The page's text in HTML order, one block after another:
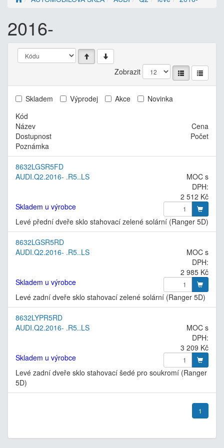
2016-
Zobrazit
Skladem Výprodej Akce
Novinka
Kód
Název
Cena
Dostupnost
Počet
Poznámka
8632LGSR5FD
AUDI.Q2.2016- .R5..LS
MOC s
DPH:
2 512 Kč
Skladem u výrobce
Levé přední dveře sklo stahovací zelené solární (Ranger 5D)
8632LGSR5RD
AUDI.Q2.2016- .R5..LS
MOC s
DPH:
2 985 Kč
Skladem u výrobce
Levé zadní dveře sklo stahovací zelené solární (Ranger 5D)
8632LYPR5RD
AUDI.Q2.2016- .R5..LS
MOC s
DPH:
3 209 Kč
Skladem u výrobce
Levé zadní dveře sklo stahovací šedé pro soukromí (Ranger
5D)
1